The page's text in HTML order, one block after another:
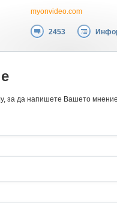
myonvideo.com
2453
за да напишете Вашето